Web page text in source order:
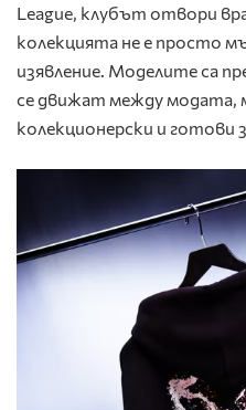
League, клубът отвори
колекцията не е просто
изявление. Моделите са
се движат между модата,
колекционерски и готови